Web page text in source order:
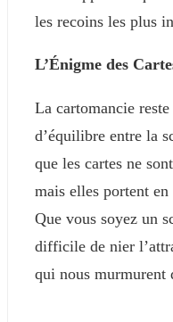
les recoins les plus
L’Énigme des
La cartomancie
d’équilibre entre la
que les cartes ne
mais elles portent
Que vous soyez un
difficile de nier
qui nous murmurent